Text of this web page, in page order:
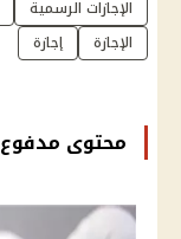
الإجازات الرسمية
الإجازة
إجازة
محتوى مدفوع